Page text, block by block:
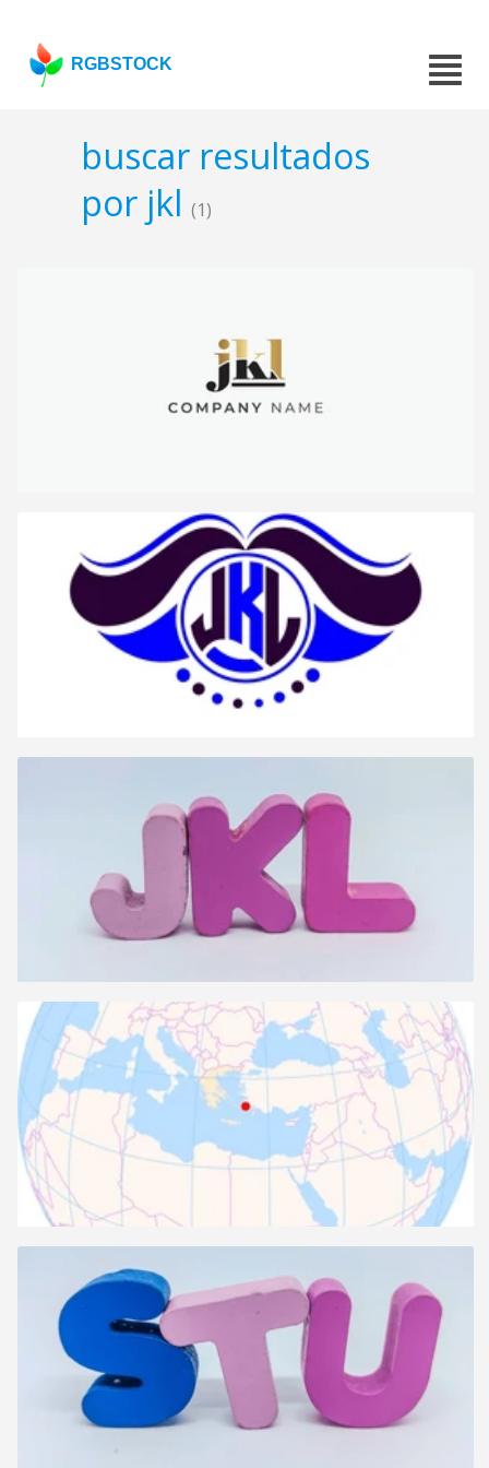
RGBSTOCK
buscar resultados
por jkl (1)